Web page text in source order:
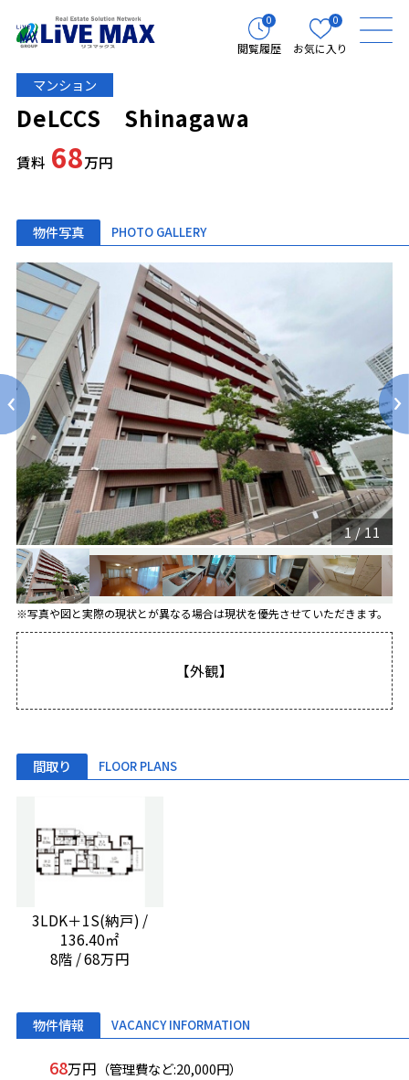
0
閲覧履歴
0
お気に入り
マンション
DeLCCS Shinagawa
賃料 68万円
物件写真 PHOTO GALLERY
1/11
※写真や図と実際の現状とが異なる場合は現状を優先させていただきます。
【外観】
間取り FLOOR PLANS
3LDK＋1S(納戸) /
136.40㎡
8階 / 68万円
物件情報 VACANCY INFORMATION
68万円 （管理費など:20,000円）